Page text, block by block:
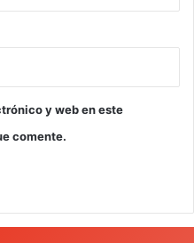
y web en este
comente.